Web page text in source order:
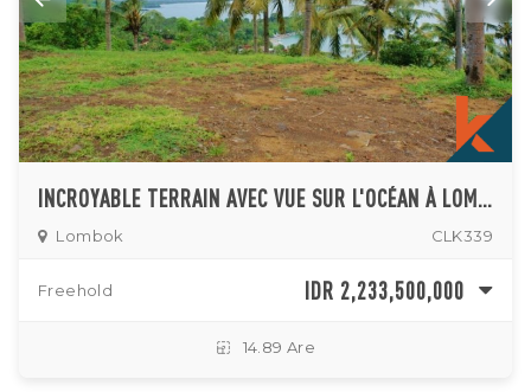
INCROYABLE TERRAIN AVEC VUE SUR L'OCÉAN À LOMBOK À VENDRE
Lombok CLK339
Freehold IDR 2,233,500,000
14.89 Are